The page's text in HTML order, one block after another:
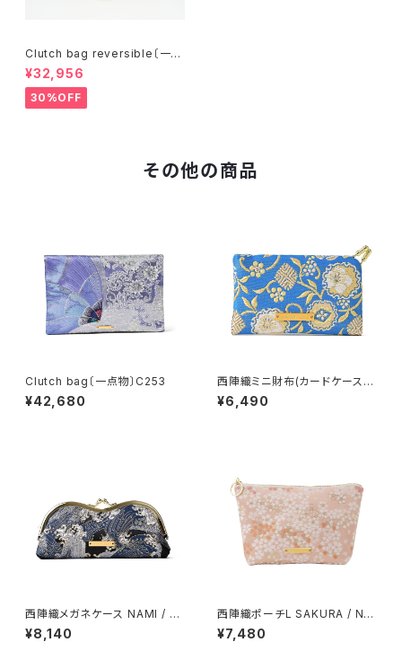
Clutch bag reversible〔一点
物〕C077R
¥32,956
30%OFF
その他の商品
Clutch bag〔一点物〕C253
¥42,680
西陣織ミニ財布(カードケース)
YUKIWA / NCC19
¥6,490
西陣織メガネケース NAMI / N
GC13
¥8,140
西陣織ポーチL SAKURA / NP
L2【人気商品】
¥7,480